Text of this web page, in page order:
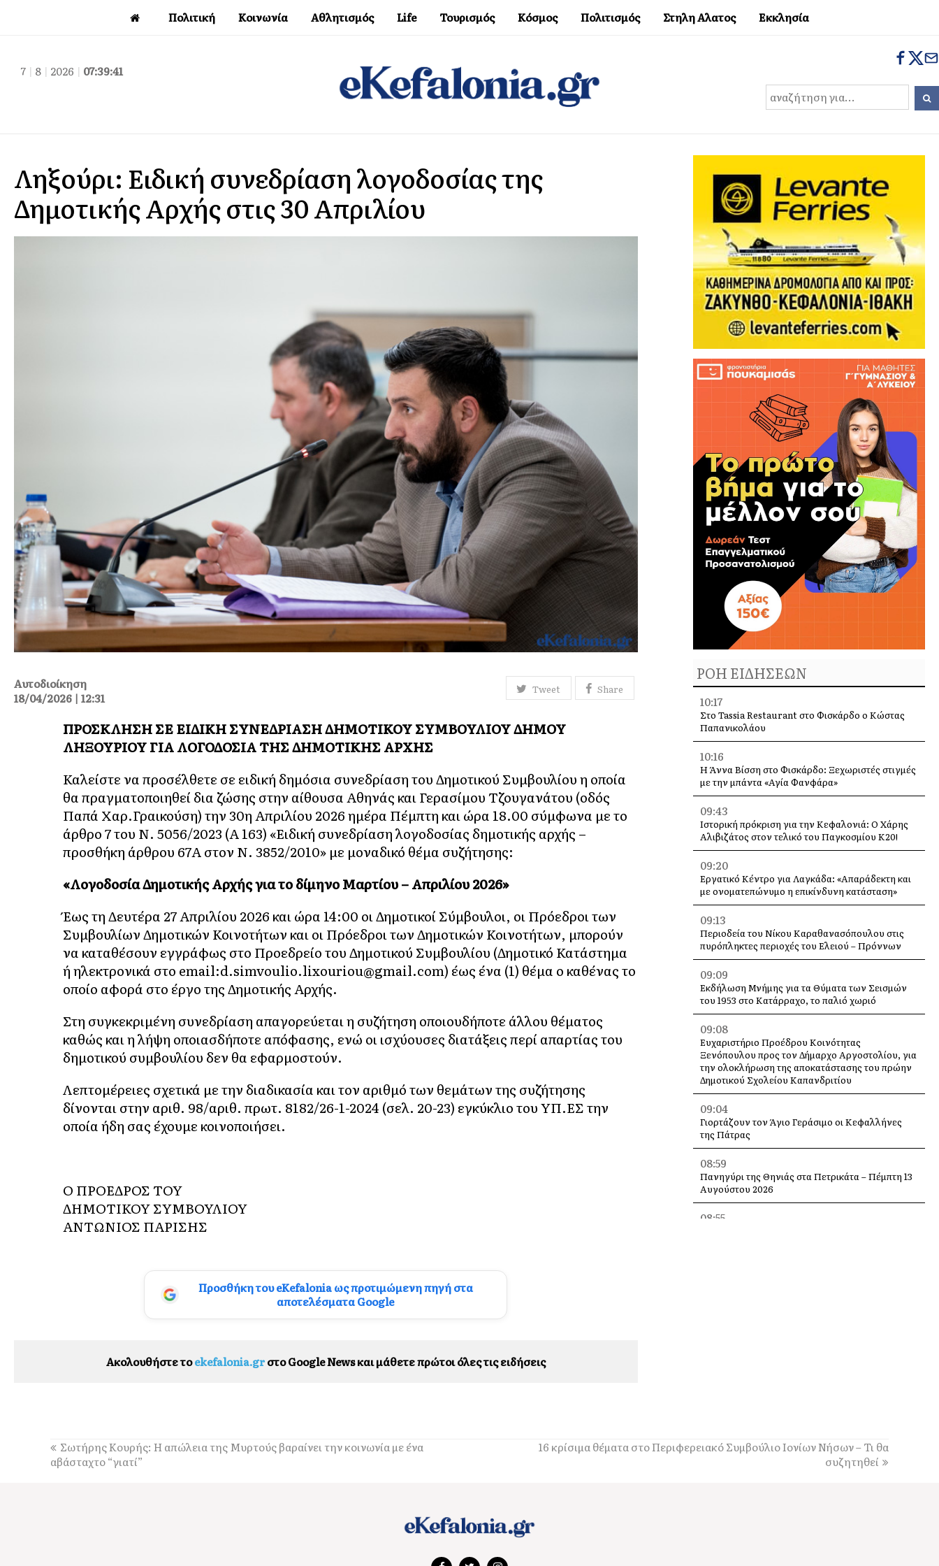
Πολιτική Κοινωνία Αθλητισμός Life Τουρισμός Κόσμος Πολιτισμός Στηλη Αλατος Εκκλησία
7 | 8 | 2026 | 07:39:42
Ληξούρι: Ειδική συνεδρίαση λογοδοσίας της
Δημοτικής Αρχής στις 30 Απριλίου
Tweet Share
Αυτοδιοίκηση
18/04/2026 | 12:31
ΠΡΟΣΚΛΗΣΗ ΣΕ ΕΙΔΙΚΗ ΣΥΝΕΔΡΙΑΣΗ ΔΗΜΟΤΙΚΟΥ ΣΥΜΒΟΥΛΙΟΥ ΔΗΜΟΥ
ΛΗΞΟΥΡΙΟΥ ΓΙΑ ΛΟΓΟΔΟΣΙΑ ΤΗΣ ΔΗΜΟΤΙΚΗΣ ΑΡΧΗΣ
Καλείστε να προσέλθετε σε ειδική δημόσια συνεδρίαση του Δημοτικού Συμβουλίου η οποία
θα πραγματοποιηθεί δια ζώσης στην αίθουσα Αθηνάς και Γερασίμου Τζουγανάτου (οδός
Παπά Χαρ.Γραικούση) την 30η Απριλίου 2026 ημέρα Πέμπτη και ώρα 18.00 σύμφωνα με το
άρθρο 7 του Ν. 5056/2023 (Α΄ 163) «Ειδική συνεδρίαση λογοδοσίας δημοτικής αρχής –
προσθήκη άρθρου 67Α στον Ν. 3852/2010» με μοναδικό θέμα συζήτησης:
«Λογοδοσία Δημοτικής Αρχής για το δίμηνο Μαρτίου – Απριλίου 2026»
Έως τη Δευτέρα 27 Απριλίου 2026 και ώρα 14:00 οι Δημοτικοί Σύμβουλοι, οι Πρόεδροι των
Συμβουλίων Δημοτικών Κοινοτήτων και οι Πρόεδροι των Δημοτικών Κοινοτήτων, μπορούν
να καταθέσουν εγγράφως στο Προεδρείο του Δημοτικού Συμβουλίου (Δημοτικό Κατάστημα
ή ηλεκτρονικά στο email:d.simvoulio.lixouriou@gmail.com) έως ένα (1) θέμα ο καθένας το
οποίο αφορά στο έργο της Δημοτικής Αρχής.
Στη συγκεκριμένη συνεδρίαση απαγορεύεται η συζήτηση οποιουδήποτε άλλου θέματος
καθώς και η λήψη οποιασδήποτε απόφασης, ενώ οι ισχύουσες διατάξεις περί απαρτίας του
δημοτικού συμβουλίου δεν θα εφαρμοστούν.
Λεπτομέρειες σχετικά με την διαδικασία και τον αριθμό των θεμάτων της συζήτησης
δίνονται στην αριθ. 98/αριθ. πρωτ. 8182/26-1-2024 (σελ. 20-23) εγκύκλιο του ΥΠ.ΕΣ την
οποία ήδη σας έχουμε κοινοποιήσει.
Ο ΠΡΟΕΔΡΟΣ ΤΟΥ
ΔΗΜΟΤΙΚΟΥ ΣΥΜΒΟΥΛΙΟΥ
ΑΝΤΩΝΙΟΣ ΠΑΡΙΣΗΣ
Προσθήκη του eKefalonia ως προτιμώμενη πηγή στα
αποτελέσματα Google
Ακολουθήστε τοekefalonia.grστο Google News και μάθετε πρώτοι όλες τις ειδήσεις
ΡΟΗ ΕΙΔΗΣΕΩΝ
10:17
Στο Tassia Restaurant στο Φισκάρδο ο Κώστας
Παπανικολάου
10:16
Η Άννα Βίσση στο Φισκάρδο: Ξεχωριστές στιγμές
με την μπάντα «Αγία Φανφάρα»
09:43
Ιστορική πρόκριση για την Κεφαλονιά: Ο Χάρης
Αλιβιζάτος στον τελικό του Παγκοσμίου Κ20!
09:20
Εργατικό Κέντρο για Λαγκάδα: «Απαράδεκτη και
με ονοματεπώνυμο η επικίνδυνη κατάσταση»
09:13
Περιοδεία του Νίκου Καραθανασόπουλου στις
πυρόπληκτες περιοχές του Ελειού – Πρόννων
09:09
Εκδήλωση Μνήμης για τα Θύματα των Σεισμών
του 1953 στο Κατάρραχο, το παλιό χωριό
09:08
Ευχαριστήριο Προέδρου Κοινότητας
Ξενόπουλου προς τον Δήμαρχο Αργοστολίου, για
την ολοκλήρωση της αποκατάστασης του πρώην
Δημοτικού Σχολείου Καπανδριτίου
09:04
Γιορτάζουν τον Άγιο Γεράσιμο οι Κεφαλλήνες
της Πάτρας
08:59
Πανηγύρι της Θηνιάς στα Πετρικάτα – Πέμπτη 13
Αυγούστου 2026
08:55
Τσάρλι Τσάπλιν: Η τελευταία φωτογραφία δύο
μήνες πριν το θάνατό του [εικόνα]
Σωτήρης Κουρής: Η απώλεια της Μυρτούς βαραίνει την κοινωνία με ένα
αβάσταχτο “γιατί”
16 κρίσιμα θέματα στο Περιφερειακό Συμβούλιο Ιονίων Νήσων – Τι θα
συζητηθεί